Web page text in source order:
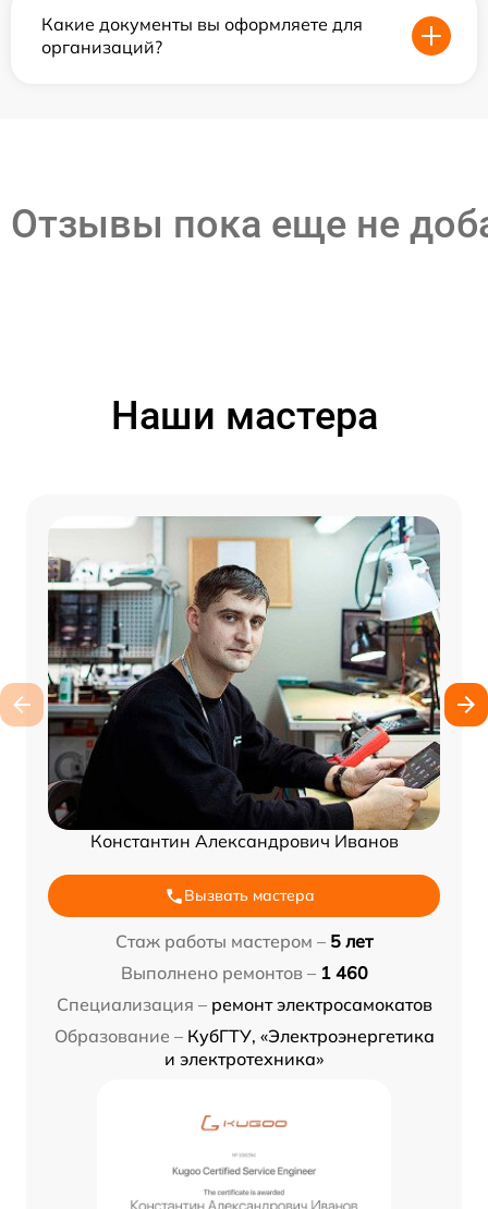
Какие документы вы оформляете для
организаций?
Отзывы пока еще не
Наши мастера
Константин Александрович Иванов
Вызвать мастера
Стаж работы мастером – 5 лет
Выполнено ремонтов – 1 460
Специализация – ремонт электросамокатов
Образование – КубГТУ, «Электроэнергетика
и электротехника»